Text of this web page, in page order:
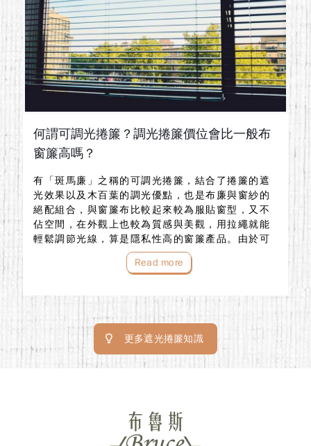
何謂可調光捲簾？調光捲簾價位會比一般布
窗簾高嗎？
有「斑馬廉」之稱的可調光捲簾，結合了捲簾的遮
光效果以及木百葉的調光優點，也是布廉與窗紗的
絕配組合，與窗簾布比較起來較為服貼窗型，又不
佔空間，在外觀上也較為質感與美觀，用拉繩就能
輕鬆調節光線，算是隱私性高的窗簾產品。由於可
調光捲簾主要材質是PVC聚脂纖維，較不易沾附灰
塵，適合過敏族群使用，調光捲簾清潔上也不需太
Read more
更多遮光捲簾知識